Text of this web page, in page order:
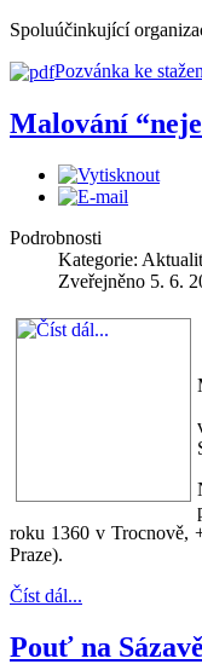
Spoluúčinkující
Pozvánka ke
Malování
Podrobnosti
Kategorie:
Zveřejněno 5. 6.
roku 1360 v Trocnově,
Praze).
Číst dál...
Pouť na